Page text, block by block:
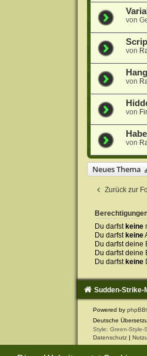
von
von
von
von
von
Neues Thema
Zurück zur
Du darfst keine
Du darfst keine
Du darfst deine
Du darfst deine
Du darfst keine
Sudden-Strike-
Powered by phpBB
Deutsche
Style: Green-Style-
Datenschutz |